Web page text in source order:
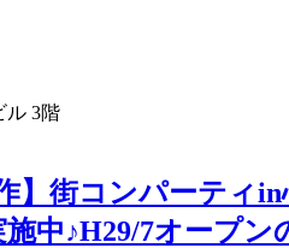
ル 3階
】街コンパーティ
中♪H29/7オープ